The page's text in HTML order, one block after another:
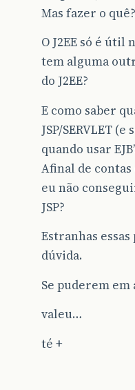
Mas fazer o quê?
O J2EE só é útil
tem alguma
do J2EE?
E como saber
JSP/SERVLET
quando usar
Afinal de contas
eu não
JSP?
Estranhas
dúvida.
Se puderem em
valeu…
té +